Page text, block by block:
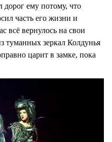
ему потому, что
часть его жизни и
всё вернулось на свои
туманных зеркал Колдунья
царит в замке, пока